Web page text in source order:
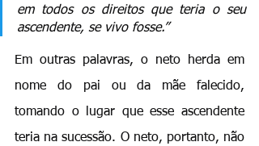
em todos os direitos que teria o seu
ascendente, se vivo fosse.”
Em outras palavras, o neto herda em
nome do pai ou da mãe falecido,
tomando o lugar que esse ascendente
teria na sucessão. O neto, portanto, não